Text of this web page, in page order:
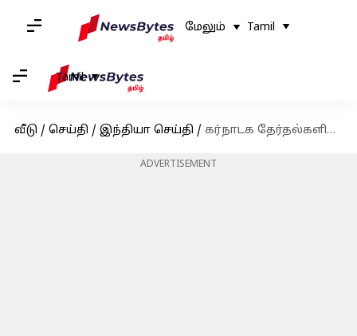
மேலும் Tamil
Tamil
வீடு / செய்தி / இந்தியா செய்தி / கர்நாடக தேர்தல்களில் தொடர்ந்து தோல்வியடையும் 92 சதவீத பெண் வேட்பாளர்கள்
ADVERTISEMENT